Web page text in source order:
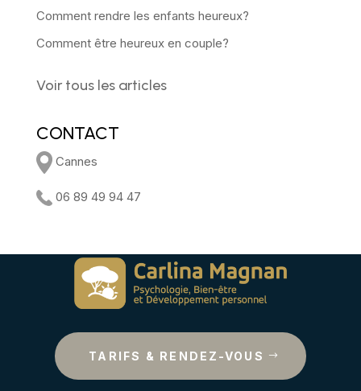
Comment rendre les enfants heureux?
Comment être heureux en couple?
Voir tous les articles
CONTACT
Cannes
06 89 49 94 47
TARIFS & RENDEZ-VOUS